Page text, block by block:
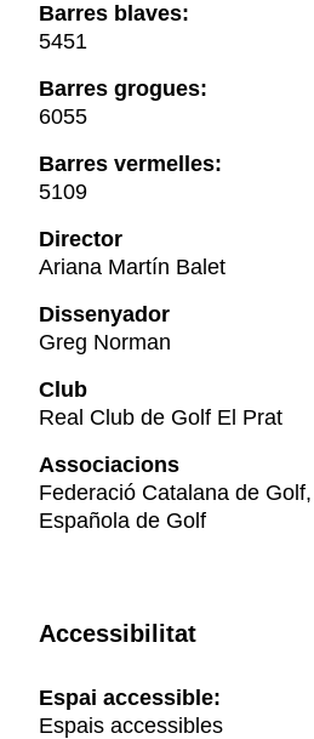
Barres blaves:
5451
Barres grogues:
6055
Barres vermelles:
5109
Director
Ariana Martín Balet
Dissenyador
Greg Norman
Club
Real Club de Golf El Prat
Associacions
Federació Catalana de
Española de Golf
Accessibilitat
Espai accessible:
Espais accessibles